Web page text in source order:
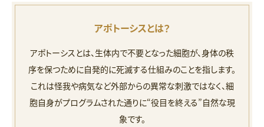
アポトーシスとは？
アポトーシスとは、生体内で不要となった細胞が、身体の秩
序を保つために自発的に死滅する仕組みのことを指します。
これは怪我や病気など外部からの異常な刺激ではなく、細
胞自身がプログラムされた通りに“役目を終える”自然な現
象です。